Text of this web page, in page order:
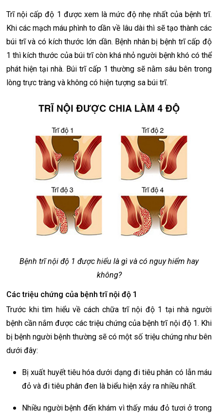
Trĩ nội cấp độ 1 được xem là mức độ nhẹ nhất của bệnh trĩ.
Khi các mạch máu phình to dần về lâu dài thì sẽ tạo thành các
búi trĩ và có kích thước lớn dần. Bệnh nhân bị bệnh trĩ cấp độ
1 thì kích thước của búi trĩ còn khá nhỏ người bệnh khó có thể
phát hiện tại nhà. Búi trĩ cấp 1 thường sẽ nằm sâu bên trong
lòng trực tràng và không có hiện tượng sa búi trĩ.
Bệnh trĩ nội độ 1 được hiểu là gì và có nguy hiểm hay
không?
Các triệu chứng của bệnh trĩ nội độ 1
Trước khi tìm hiểu về cách chữa trĩ nội độ 1 tại nhà người
bệnh cần nắm được các triệu chứng của bệnh trĩ nội độ 1. Khi
bị bệnh người bệnh thường sẽ có một số triệu chứng như bên
dưới đây:
Bị xuất huyết tiêu hóa dưới dạng đi tiêu phân có lẫn máu
đỏ và đi tiêu phân đen là biểu hiện xảy ra nhiều nhất.
Nhiều người bệnh đến khám vì thấy máu đỏ tươi ở trong